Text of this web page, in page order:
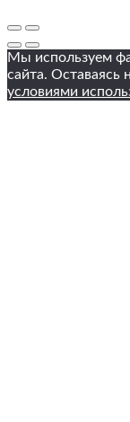
Мы используем
сайта. Оставаясь
условиями